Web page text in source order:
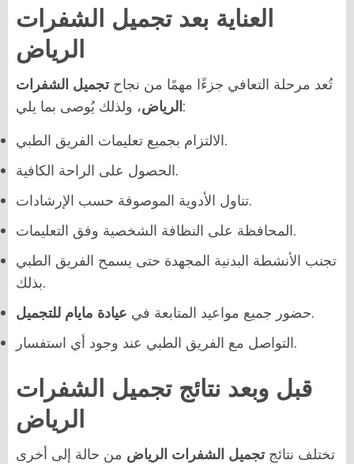
العناية بعد تجميل الشفرات
الرياض
تُعد مرحلة التعافي جزءًا مهمًا من نجاحتجميل الشفرات
الرياض، ولذلك يُوصى بما يلي:
الالتزام بجميع تعليمات الفريق الطبي.
الحصول على الراحة الكافية.
تناول الأدوية الموصوفة حسب الإرشادات.
المحافظة على النظافة الشخصية وفق التعليمات.
تجنب الأنشطة البدنية المجهدة حتى يسمح الفريق الطبي
بذلك.
حضور جميع مواعيد المتابعة في عيادة مايام للتجميل
.
التواصل مع الفريق الطبي عند وجود أي استفسار.
قبل وبعد نتائج تجميل الشفرات
الرياض
تختلف نتائجتجميل الشفرات الرياض من حالة إلى أخرى